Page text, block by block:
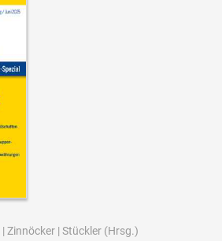
| Zinnöcker | Stückler (Hrsg.)